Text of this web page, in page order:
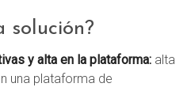
solución?
y alta en la plataforma:alta
una plataforma de